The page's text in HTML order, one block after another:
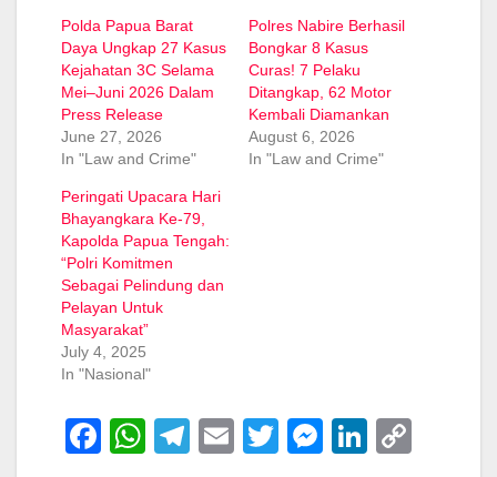
Polda Papua Barat
Daya Ungkap 27 Kasus
Kejahatan 3C Selama
Mei–Juni 2026 Dalam
Press Release
June 27, 2026
In "Law and Crime"
Polres Nabire Berhasil
Bongkar 8 Kasus
Curas! 7 Pelaku
Ditangkap, 62 Motor
Kembali Diamankan
August 6, 2026
In "Law and Crime"
Peringati Upacara Hari
Bhayangkara Ke-79,
Kapolda Papua Tengah:
“Polri Komitmen
Sebagai Pelindung dan
Pelayan Untuk
Masyarakat”
July 4, 2025
In "Nasional"
F
W
T
E
T
M
Li